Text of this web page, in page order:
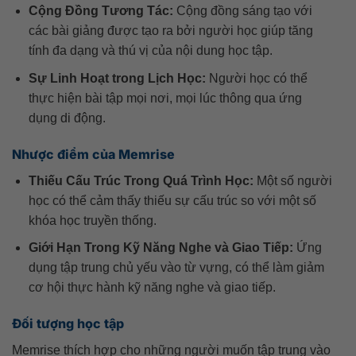
Cộng Đồng Tương Tác: Cộng đồng sáng tạo với
các bài giảng được tạo ra bởi người học giúp tăng
tính đa dạng và thú vị của nội dung học tập.
Sự Linh Hoạt trong Lịch Học: Người học có thể
thực hiện bài tập mọi nơi, mọi lúc thông qua ứng
dụng di động.
Nhược điểm của Memrise
Thiếu Cấu Trúc Trong Quá Trình Học: Một số người
học có thể cảm thấy thiếu sự cấu trúc so với một số
khóa học truyền thống.
Giới Hạn Trong Kỹ Năng Nghe và Giao Tiếp: Ứng
dụng tập trung chủ yếu vào từ vựng, có thể làm giảm
cơ hội thực hành kỹ năng nghe và giao tiếp.
Đối tượng học tập
Memrise thích hợp cho những người muốn tập trung vào